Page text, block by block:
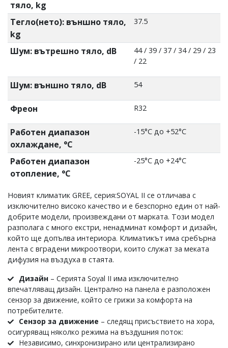
тяло, kg
Тегло(нето): външно тяло,
kg
37.5
Шум: вътрешно тяло, dB
44 / 39 / 37 / 34 / 29 / 23
/ 22
Шум: външно тяло, dB 54
Фреон R32
Работен диапазон
охлаждане, °C
-15°С до +52°С
Работен диапазон
отопление, °C
-25°C до +24°C
Новият климатик GREE, серия:SOYAL II се отличава с
изключително високо качество и е безспорно един от най-
добрите модели, произвеждани от марката. Този модел
разполага с много екстри, ненадминат комфорт и дизайн,
който ще допълва интериора. Климатикът има сребърна
лента с вградени микроотвори, които служат за меката
дифузия на въздуха в стаята.
Дизайн – Серията Soyal II има изключително
впечатляващ дизайн. Централно на панела е разположен
сензор за движение, който се грижи за комфорта на
потребителите.
Сензор за движение – следящ присъствието на хора,
осигуряващ няколко режима на въздушния поток:
Независимо, синхронизирано или централизирано